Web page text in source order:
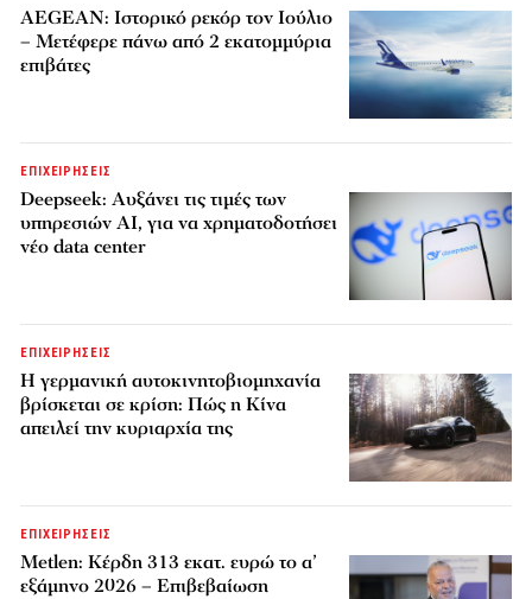
AEGEAN: Ιστορικό ρεκόρ τον Ιούλιο
– Μετέφερε πάνω από 2 εκατομμύρια
επιβάτες
ΕΠΙΧΕΙΡΗΣΕΙΣ
Deepseek: Αυξάνει τις τιμές των
υπηρεσιών AI, για να χρηματοδοτήσει
νέο data center
ΕΠΙΧΕΙΡΗΣΕΙΣ
Η γερμανική αυτοκινητοβιομηχανία
βρίσκεται σε κρίση: Πώς η Κίνα
απειλεί την κυριαρχία της
ΕΠΙΧΕΙΡΗΣΕΙΣ
Metlen: Κέρδη 313 εκατ. ευρώ το α’
εξάμηνο 2026 – Επιβεβαίωση